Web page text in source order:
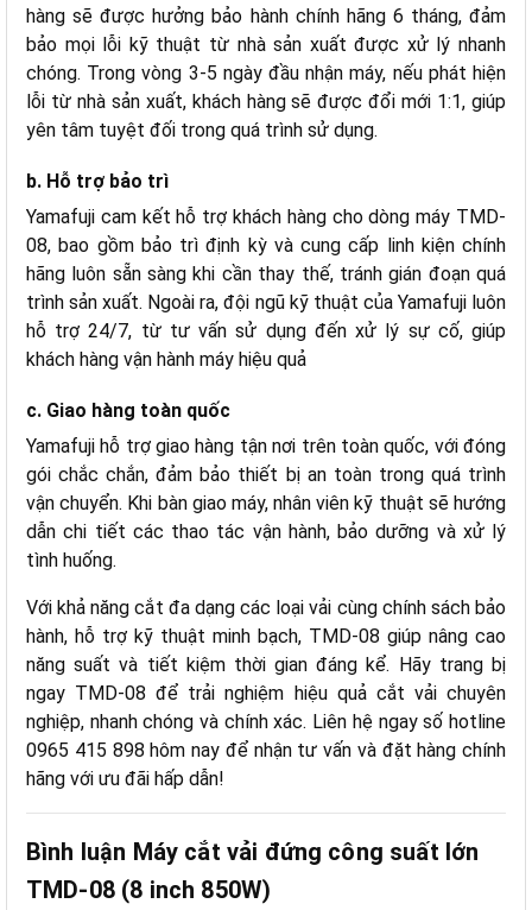
hàng sẽ được hưởng bảo hành chính hãng 6 tháng, đảm
bảo mọi lỗi kỹ thuật từ nhà sản xuất được xử lý nhanh
chóng. Trong vòng 3-5 ngày đầu nhận máy, nếu phát hiện
lỗi từ nhà sản xuất, khách hàng sẽ được đổi mới 1:1, giúp
yên tâm tuyệt đối trong quá trình sử dụng.
b. Hỗ trợ bảo trì
Yamafuji cam kết hỗ trợ khách hàng cho dòng máy TMD-
08, bao gồm bảo trì định kỳ và cung cấp linh kiện chính
hãng luôn sẵn sàng khi cần thay thế, tránh gián đoạn quá
trình sản xuất. Ngoài ra, đội ngũ kỹ thuật của Yamafuji luôn
hỗ trợ 24/7, từ tư vấn sử dụng đến xử lý sự cố, giúp
khách hàng vận hành máy hiệu quả
c. Giao hàng toàn quốc
Yamafuji hỗ trợ giao hàng tận nơi trên toàn quốc, với đóng
gói chắc chắn, đảm bảo thiết bị an toàn trong quá trình
vận chuyển. Khi bàn giao máy, nhân viên kỹ thuật sẽ hướng
dẫn chi tiết các thao tác vận hành, bảo dưỡng và xử lý
tình huống.
Với khả năng cắt đa dạng các loại vải cùng chính sách bảo
hành, hỗ trợ kỹ thuật minh bạch, TMD-08 giúp nâng cao
năng suất và tiết kiệm thời gian đáng kể. Hãy trang bị
ngay TMD-08 để trải nghiệm hiệu quả cắt vải chuyên
nghiệp, nhanh chóng và chính xác. Liên hệ ngay số hotline
0965 415 898 hôm nay để nhận tư vấn và đặt hàng chính
hãng với ưu đãi hấp dẫn!
Bình luận Máy cắt vải đứng công suất lớn
TMD-08 (8 inch 850W)